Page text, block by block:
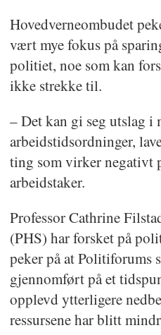
Hovedverneombudet
vært mye fokus på
politiet, noe som kan
ikke strekke til.
– Det kan gi seg utslag i
arbeidstidsordninger,
ting som virker negativt
arbeidstaker.
Professor Cathrine
(PHS) har forsket på
peker på at Politiforums
gjennomført på et
opplevd ytterligere
ressursene har blitt